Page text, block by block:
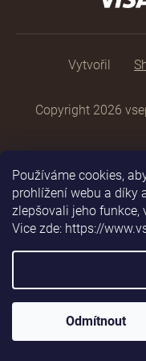
Používáme cookies,
prohlížení webu a díky
zlepšovali jeho funkce,
Vice zde: https://
Odmítnout
Copyright 2026